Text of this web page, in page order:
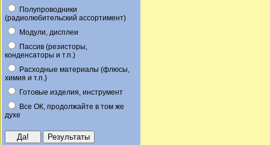
Полупроводники
(радиолюбительский ассортимент)
Модули, дисплеи
Пассив (резисторы,
конденсаторы и т.п.)
Расходные материалы (флюсы,
химия и т.п.)
Готовые изделия, инструмент
Все ОК, продолжайте в том же
духе